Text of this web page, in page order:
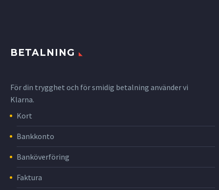
BETALNING
För din trygghet och för smidig betalning använder vi
Klarna.
Kort
Bankkonto
Banköverföring
Faktura